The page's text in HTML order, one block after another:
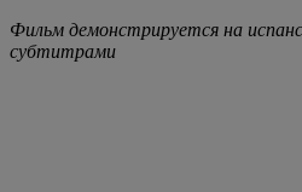
Фильм демонстрируется на
субтитрами